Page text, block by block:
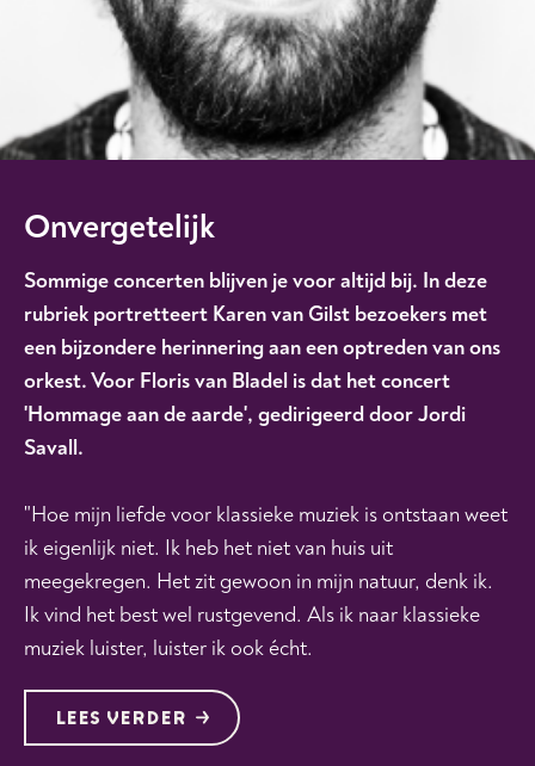
Onvergetelijk
Sommige concerten blijven je voor altijd bij. In deze
rubriek portretteert Karen van Gilst bezoekers met
een bijzondere herinnering aan een optreden van ons
orkest. Voor Floris van Bladel is dat het concert
'Hommage aan de aarde', gedirigeerd door Jordi
Savall.
"Hoe mijn liefde voor klassieke muziek is ontstaan weet
ik eigenlijk niet. Ik heb het niet van huis uit
meegekregen. Het zit gewoon in mijn natuur, denk ik.
Ik vind het best wel rustgevend. Als ik naar klassieke
muziek luister, luister ik ook écht.
LEES VERDER